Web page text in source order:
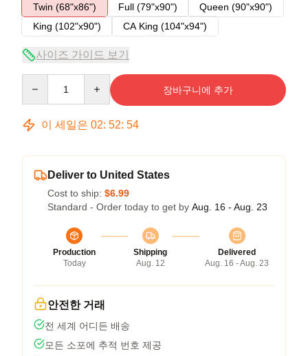
Twin (68"x86")
Full (79"x90")
Queen (90"x90")
King (102"x90")
CA King (104"x94")
사이즈 가이드 보기
장바구니에 추가
이 세일은 02: 52: 54
Deliver to United States
Cost to ship: $6.99
Standard - Order today to get by Aug. 16 - Aug. 23
Production
Today
Shipping
Aug. 12
Delivered
Aug. 16 - Aug. 23
안전한 거래
전 세계 어디든 배송
모든 소포에 추적 번호 제공